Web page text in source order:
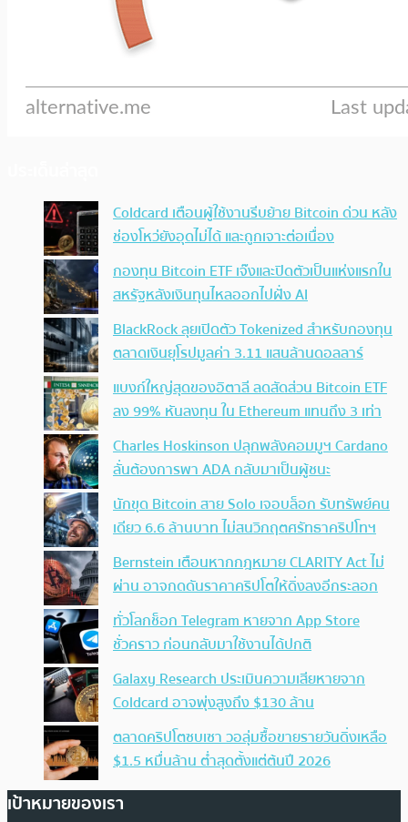
Coldcard เตือนผู้ใช้งานรีบย้าย Bitcoin ด่วน หลัง
ช่องโหว่ยังอุดไม่ได้ และถูกเจาะต่อเนื่อง
กองทุน Bitcoin ETF เจ๊งและปิดตัวเป็นแห่งแรกใน
สหรัฐหลังเงินทุนไหลออกไปฝั่ง AI
BlackRock ลุยเปิดตัว Tokenized สำหรับกองทุน
ตลาดเงินยุโรปมูลค่า 3.11 แสนล้านดอลลาร์
แบงก์ใหญ่สุดของอิตาลี ลดสัดส่วน Bitcoin ETF
ลง 99% หันลงทุน ใน Ethereum แทนถึง 3 เท่า
Charles Hoskinson ปลุกพลังคอมมูฯ Cardano
ลั่นต้องการพา ADA กลับมาเป็นผู้ชนะ
นักขุด Bitcoin สาย Solo เจอบล็อก รับทรัพย์คน
เดียว 6.6 ล้านบาท ไม่สนวิกฤตศรัทธาคริปโทฯ
Bernstein เตือนหากกฎหมาย CLARITY Act ไม่
ผ่าน อาจกดดันราคาคริปโตให้ดิ่งลงอีกระลอก
ทั่วโลกช็อก Telegram หายจาก App Store
ชั่วคราว ก่อนกลับมาใช้งานได้ปกติ
Galaxy Research ประเมินความเสียหายจาก
Coldcard อาจพุ่งสูงถึง $130 ล้าน
ตลาดคริปโตซบเซา วอลุ่มซื้อขายรายวันดิ่งเหลือ
$1.5 หมื่นล้าน ต่ำสุดตั้งแต่ต้นปี 2026
เป้าหมายของเรา